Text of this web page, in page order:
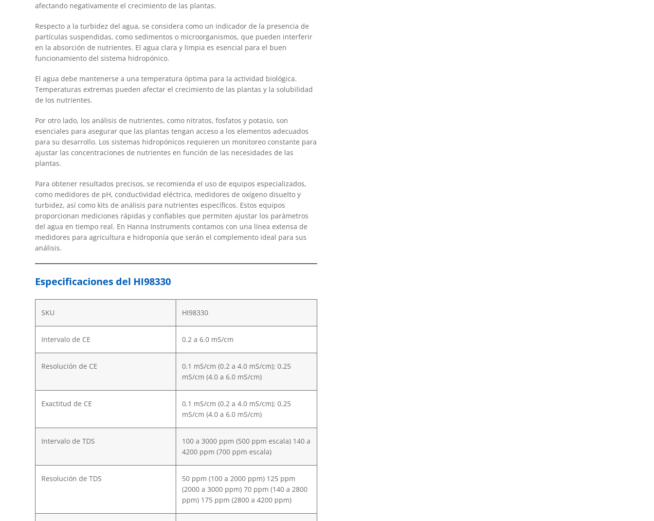
afectando negativamente el crecimiento de las plantas.
Respecto a la turbidez del agua, se considera como un indicador de la presencia de
partículas suspendidas, como sedimentos o microorganismos, que pueden interferir
en la absorción de nutrientes. El agua clara y limpia es esencial para el buen
funcionamiento del sistema hidropónico.
El agua debe mantenerse a una temperatura óptima para la actividad biológica.
Temperaturas extremas pueden afectar el crecimiento de las plantas y la solubilidad
de los nutrientes.
Por otro lado, los análisis de nutrientes, como nitratos, fosfatos y potasio, son
esenciales para asegurar que las plantas tengan acceso a los elementos adecuados
para su desarrollo. Los sistemas hidropónicos requieren un monitoreo constante para
ajustar las concentraciones de nutrientes en función de las necesidades de las
plantas.
Para obtener resultados precisos, se recomienda el uso de equipos especializados,
como medidores de pH, conductividad eléctrica, medidores de oxígeno disuelto y
turbidez, así como kits de análisis para nutrientes específicos. Estos equipos
proporcionan mediciones rápidas y confiables que permiten ajustar los parámetros
del agua en tiempo real. En Hanna Instruments contamos con una línea extensa de
medidores para agricultura e hidroponía que serán el complemento ideal para sus
análisis.
Especificaciones del HI98330
SKU HI98330
Intervalo de CE 0.2 a 6.0 mS/cm
Resolución de CE
0.1 mS/cm (0.2 a 4.0 mS/cm); 0.25
mS/cm (4.0 a 6.0 mS/cm)
Exactitud de CE
0.1 mS/cm (0.2 a 4.0 mS/cm); 0.25
mS/cm (4.0 a 6.0 mS/cm)
Intervalo de TDS
100 a 3000 ppm (500 ppm escala) 140 a
4200 ppm (700 ppm escala)
Resolución de TDS
50 ppm (100 a 2000 ppm) 125 ppm
(2000 a 3000 ppm) 70 ppm (140 a 2800
ppm) 175 ppm (2800 a 4200 ppm)